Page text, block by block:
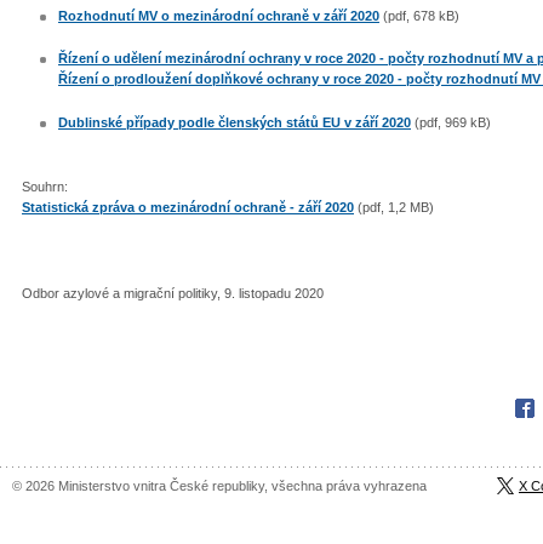
Rozhodnutí MV o mezinárodní ochraně v září 2020 (pdf, 678 kB)
Řízení o udělení mezinárodní ochrany v roce 2020 - počty rozhodnutí MV a
Řízení o prodloužení doplňkové ochrany v roce 2020 - počty rozhodnutí
Dublinské případy podle členských států EU v září 2020 (pdf, 969 kB)
Souhrn:
Statistická zpráva o mezinárodní ochraně - září 2020 (pdf, 1,2 MB)
Odbor azylové a migrační politiky, 9. listopadu 2020
© 2026 Ministerstvo vnitra České republiky, všechna práva vyhrazena X